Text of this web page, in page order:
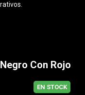
Con Rojo
EN STOCK